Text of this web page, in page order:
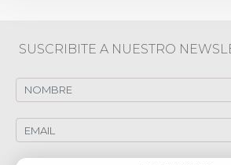
SUSCRIBITE A NUESTRO